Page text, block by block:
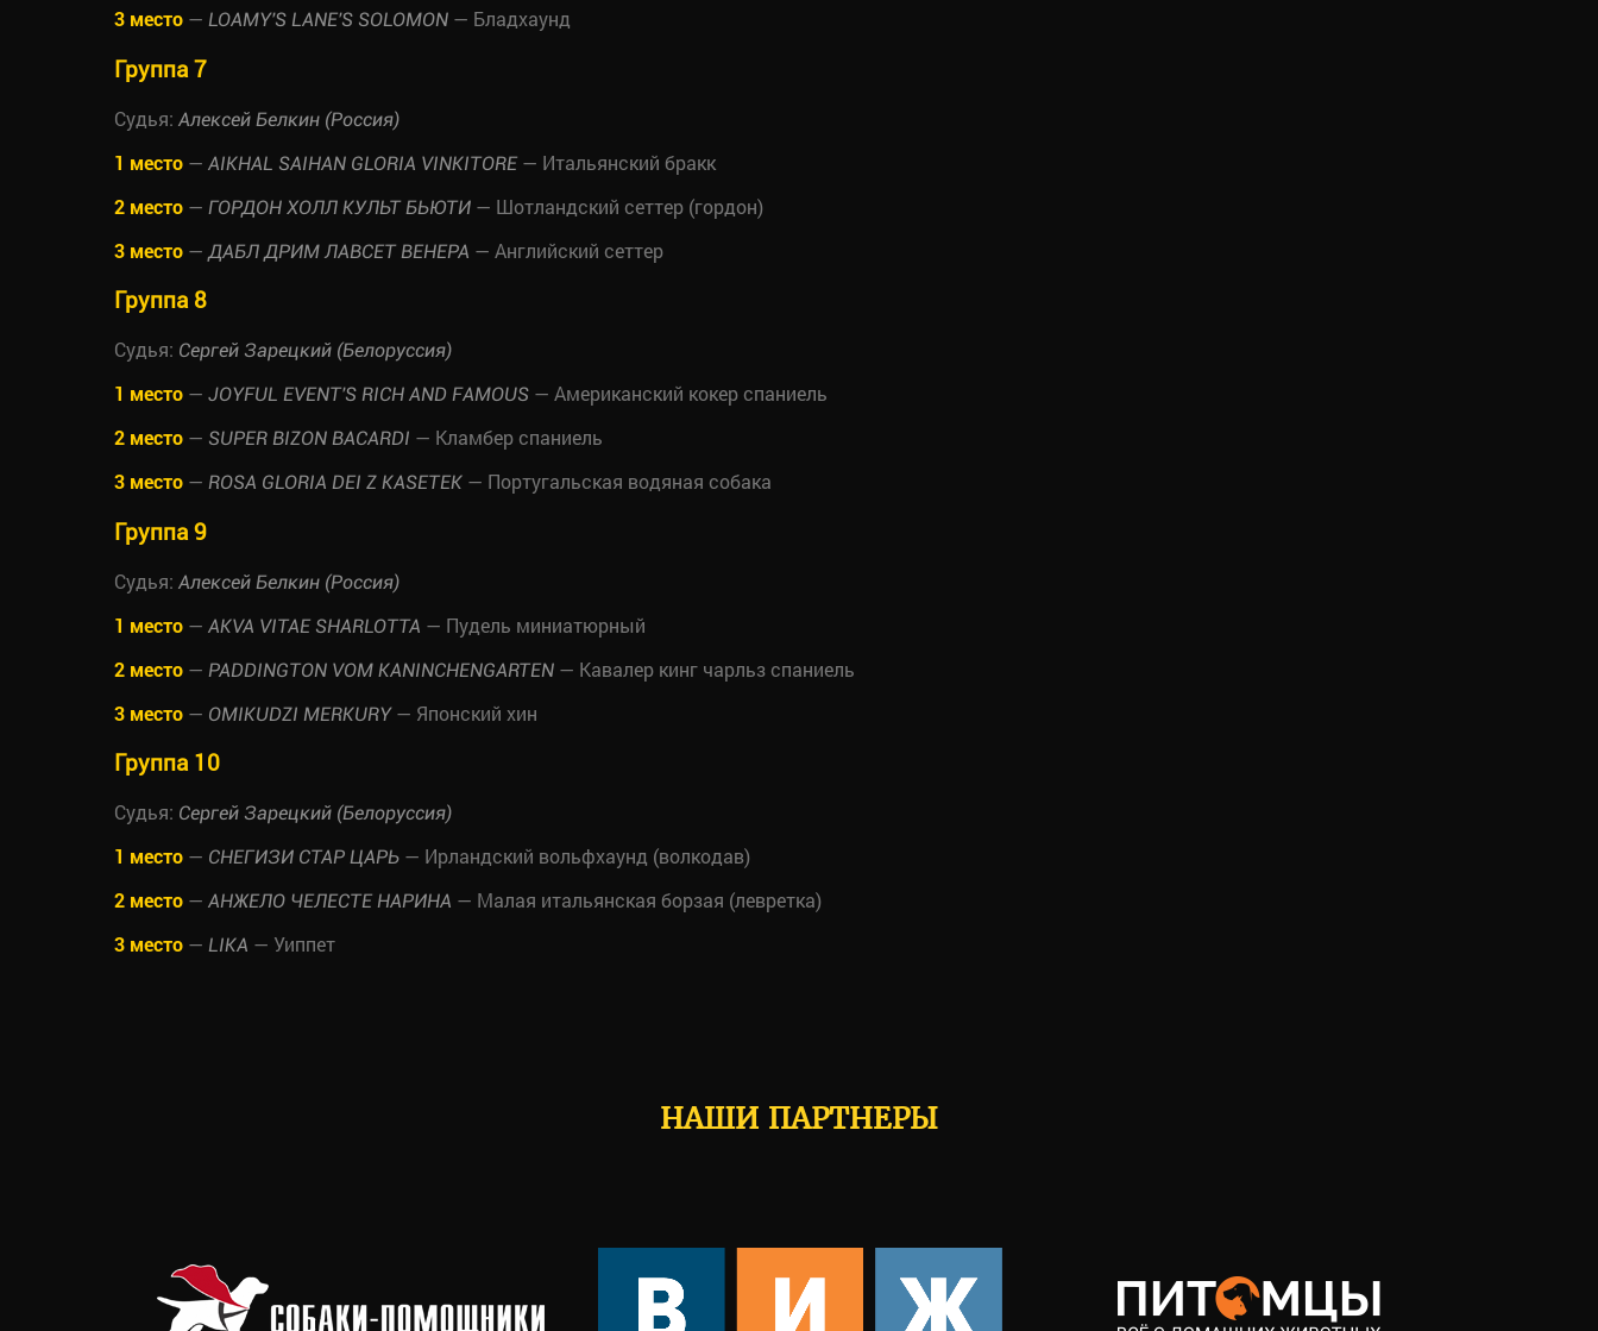
3 место — LOAMY'S LANE'S SOLOMON — Бладхаунд
Группа 7
Судья: Алексей Белкин (Россия)
1 место — AIKHAL SAIHAN GLORIA VINKITORE — Итальянский бракк
2 место — ГОРДОН ХОЛЛ КУЛЬТ БЬЮТИ — Шотландский сеттер (гордон)
3 место — ДАБЛ ДРИМ ЛАВСЕТ ВЕНЕРА — Английский сеттер
Группа 8
Судья: Сергей Зарецкий (Белоруссия)
1 место — JOYFUL EVENT'S RICH AND FAMOUS — Американский кокер спаниель
2 место — SUPER BIZON BACARDI — Кламбер спаниель
3 место — ROSA GLORIA DEI Z KASETEK — Португальская водяная собака
Группа 9
Судья: Алексей Белкин (Россия)
1 место — AKVA VITAE SHARLOTTA — Пудель миниатюрный
2 место — PADDINGTON VOM KANINCHENGARTEN — Кавалер кинг чарльз спаниель
3 место — OMIKUDZI MERKURY— Японский хин
Группа 10
Судья: Сергей Зарецкий (Белоруссия)
1 место — СНЕГИЗИ СТАР ЦАРЬ — Ирландский вольфхаунд (волкодав)
2 место — АНЖЕЛО ЧЕЛЕСТЕ НАРИНА — Малая итальянская борзая (левретка)
3 место — LIKA — Уиппет
НАШИ ПАРТНЕРЫ